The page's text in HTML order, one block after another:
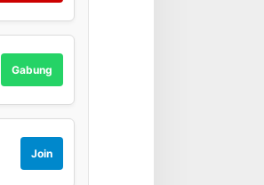
Gabung
Join